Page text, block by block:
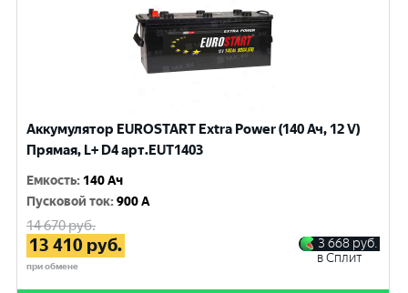
Аккумулятор EUROSTART Extra Power (140 Ач, 12 V)
Прямая, L+ D4 арт.EUT1403
Емкость: 140 Ач
Пусковой ток:900 A
14 670руб.
13 410 руб.
при обмене
3 668 руб.
в Сплит